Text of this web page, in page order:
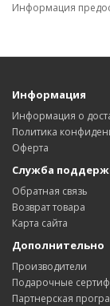
Информация
Информация
Информация о
Политика
Оферта
Служба
Обратная связь
Возврат товара
Карта сайта
Дополнительно
Производители
Подарочные
Партнерская